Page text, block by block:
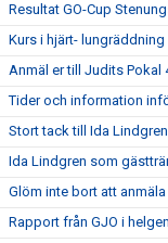
Resultat GO-Cup
Kurs i hjärt-
Anmäl er till Judits Pokal
Tider och information
Stort tack till Ida
Ida Lindgren som
Glöm inte bort att anmäla
Rapport från GJO i helgen